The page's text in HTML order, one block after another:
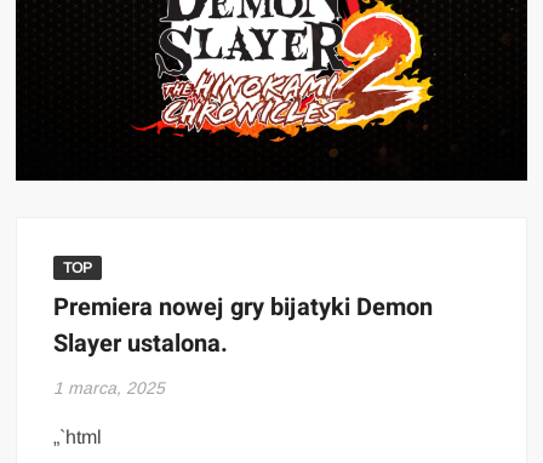
TOP
Premiera nowej gry bijatyki Demon
Slayer ustalona.
1 marca, 2025
„`html